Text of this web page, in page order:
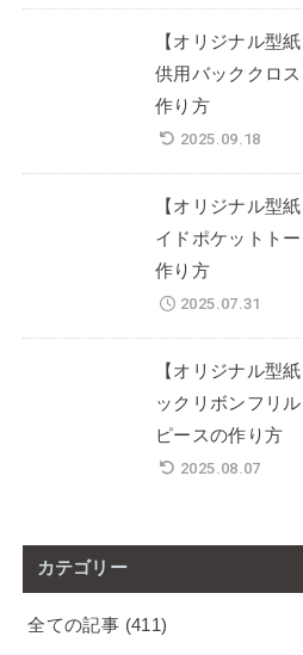
【オリジナル型
供用バッククロ
作り方
2025.09.18
【オリジナル型
イドポケットト
作り方
2025.07.31
【オリジナル型
ックリボンフリ
ピースの作り方
2025.08.07
カテゴリー
全ての記事 (411)